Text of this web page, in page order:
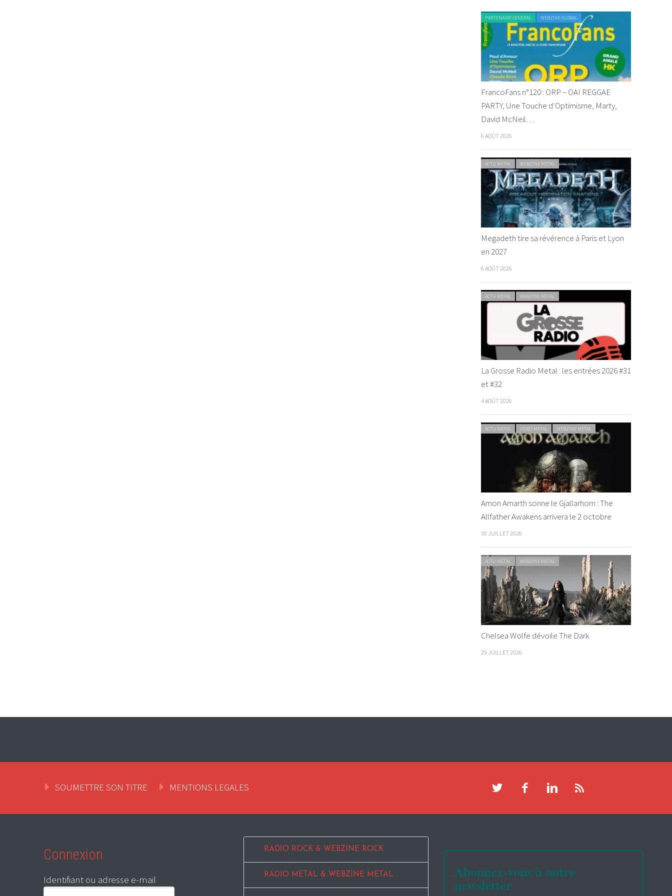
PARTENAIRE GENERAL WEBZINE GLOBAL
FrancoFans n°120 : ORP – OAI REGGAE
PARTY, Une Touche d’Optimisme, Marty,
David McNeil…
6 AOÛT 2026
ACTU METAL WEBZINE METAL
Megadeth tire sa révérence à Paris et Lyon
en 2027
6 AOÛT 2026
ACTU METAL WEBZINE METAL
La Grosse Radio Metal : les entrées 2026 #31
et #32
4 AOÛT 2026
ACTU METAL VIDEO METAL WEBZINE METAL
Amon Amarth sonne le Gjallarhorn : The
Allfather Awakens arrivera le 2 octobre
30 JUILLET 2026
ACTU METAL WEBZINE METAL
Chelsea Wolfe dévoile The Dark
29 JUILLET 2026
SOUMETTRE SON TITRE MENTIONS LEGALES
Connexion
Identifiant ou adresse e-mail
RADIO ROCK & WEBZINE ROCK
RADIO METAL & WEBZINE METAL Abonnez-vous à notre
newsletter